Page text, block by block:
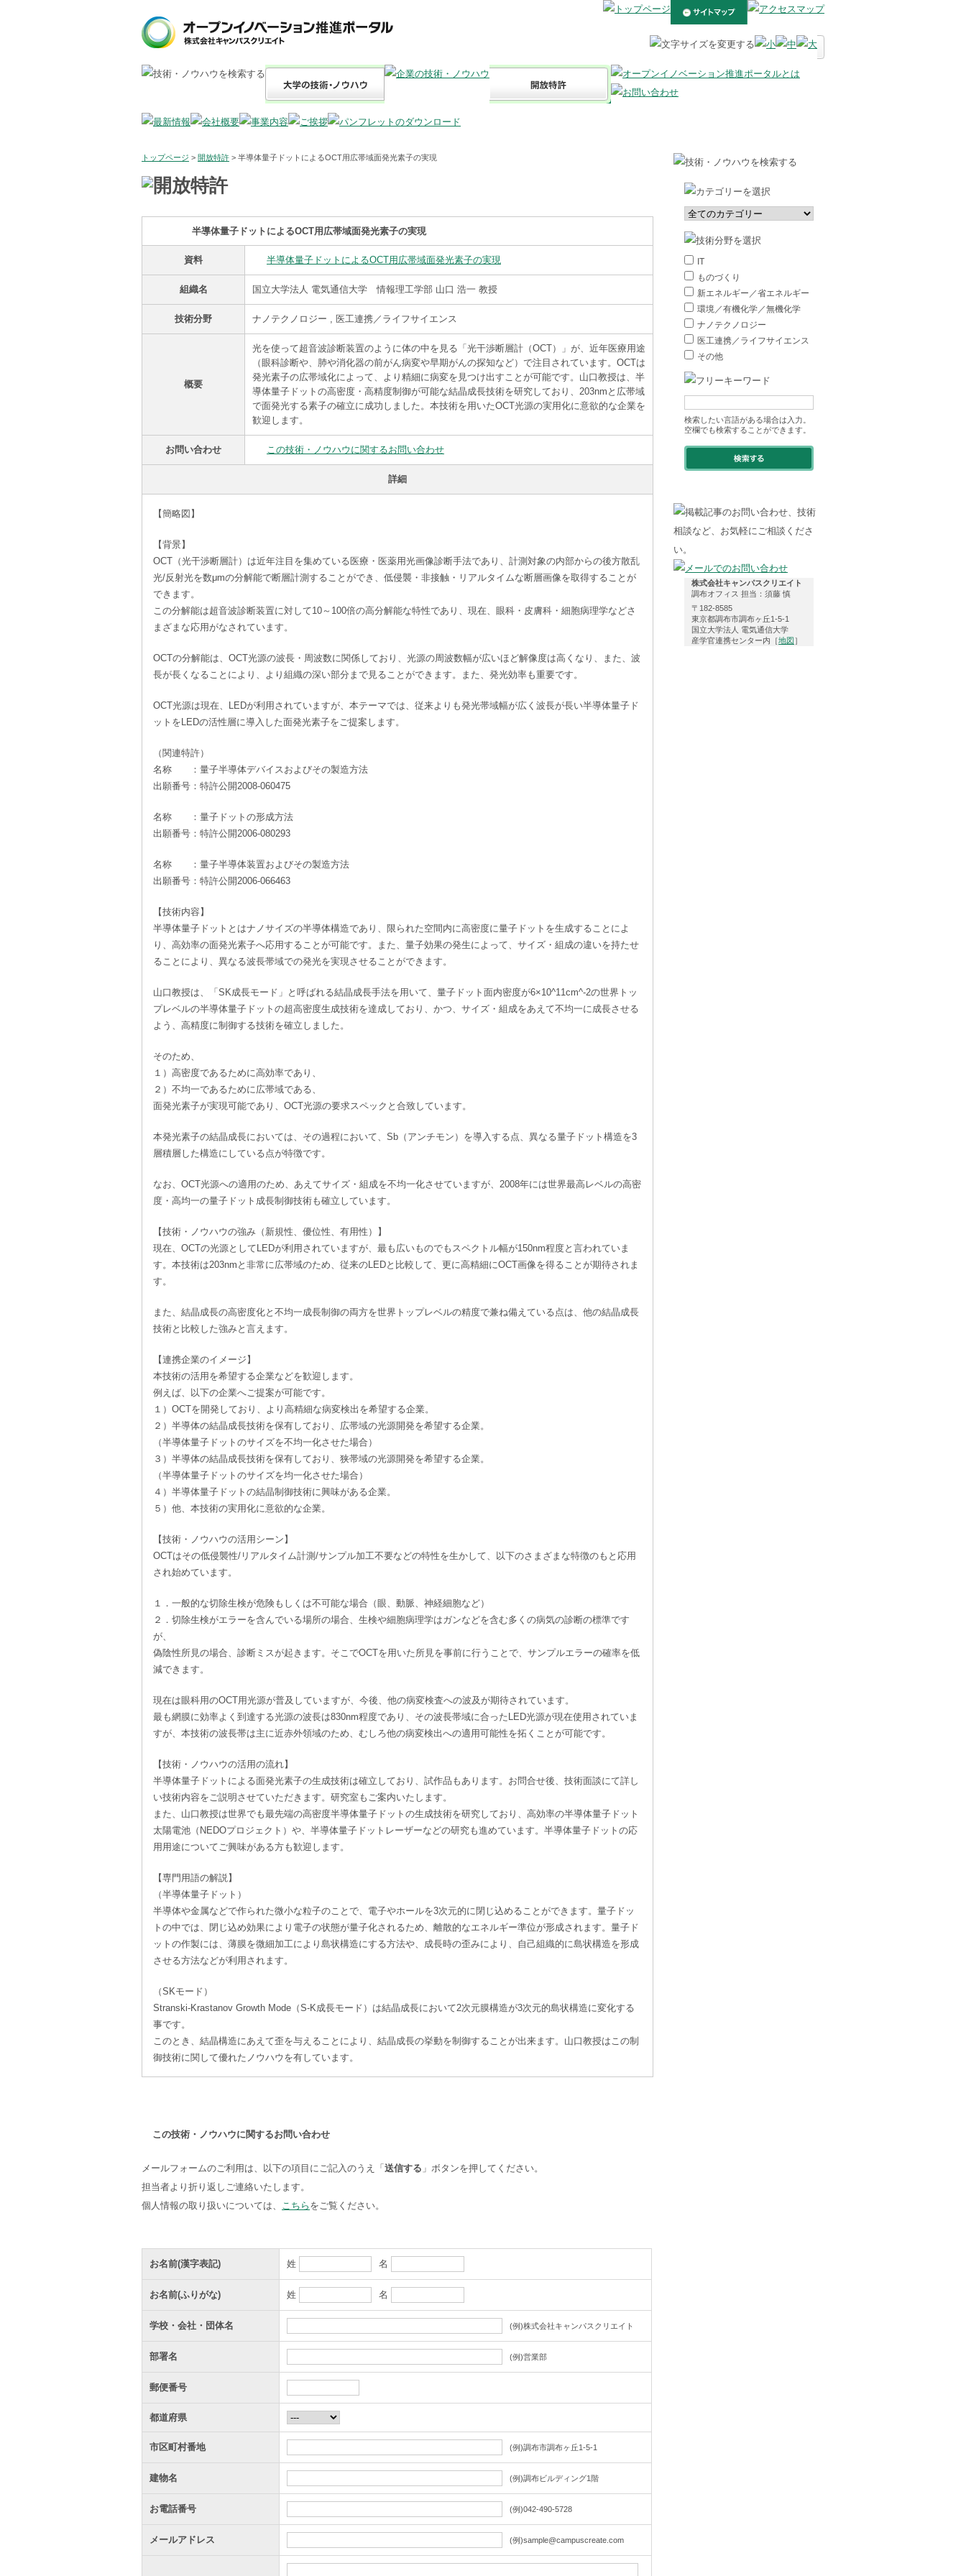
トップページ > 開放特許 > 半導体量子ドットによるOCT用広帯域面発光素子の実現
半導体量子ドットによるOCT用広帯域面発光素子の実現
資料 半導体量子ドットによるOCT用広帯域面発光素子の実現
組織名 国立大学法人 電気通信大学 情報理工学部 山口 浩一 教授
技術分野 ナノテクノロジー , 医工連携／ライフサイエンス
概要
光を使って超音波診断装置のように体の中を見る「光干渉断層計（OCT）」が、近年医療用途
（眼科診断や、肺や消化器の前がん病変や早期がんの探知など）で注目されています。OCTは
発光素子の広帯域化によって、より精細に病変を見つけ出すことが可能です。山口教授は、半
導体量子ドットの高密度・高精度制御が可能な結晶成長技術を研究しており、203nmと広帯域
で面発光する素子の確立に成功しました。本技術を用いたOCT光源の実用化に意欲的な企業を
歓迎します。
お問い合わせ この技術・ノウハウに関するお問い合わせ
詳細
【簡略図】
【背景】
OCT（光干渉断層計）は近年注目を集めている医療・医薬用光画像診断手法であり、計測対象の内部からの後方散乱
光/反射光を数μmの分解能で断層計測することができ、低侵襲・非接触・リアルタイムな断層画像を取得することが
できます。
この分解能は超音波診断装置に対して10～100倍の高分解能な特性であり、現在、眼科・皮膚科・細胞病理学などさ
まざまな応用がなされています。
OCTの分解能は、OCT光源の波長・周波数に関係しており、光源の周波数幅が広いほど解像度は高くなり、また、波
長が長くなることにより、より組織の深い部分まで見ることができます。また、発光効率も重要です。
OCT光源は現在、LEDが利用されていますが、本テーマでは、従来よりも発光帯域幅が広く波長が長い半導体量子ド
ットをLEDの活性層に導入した面発光素子をご提案します。
（関連特許）
名称 ：量子半導体デバイスおよびその製造方法
出願番号：特許公開2008-060475
名称 ：量子ドットの形成方法
出願番号：特許公開2006-080293
名称 ：量子半導体装置およびその製造方法
出願番号：特許公開2006-066463
【技術内容】
半導体量子ドットとはナノサイズの半導体構造であり、限られた空間内に高密度に量子ドットを生成することによ
り、高効率の面発光素子へ応用することが可能です。また、量子効果の発生によって、サイズ・組成の違いを持たせ
ることにより、異なる波長帯域での発光を実現させることができます。
山口教授は、「SK成長モード」と呼ばれる結晶成長手法を用いて、量子ドット面内密度が6×10^11cm^-2の世界トッ
プレベルの半導体量子ドットの超高密度生成技術を達成しており、かつ、サイズ・組成をあえて不均一に成長させる
よう、高精度に制御する技術を確立しました。
そのため、
１）高密度であるために高効率であり、
２）不均一であるために広帯域である、
面発光素子が実現可能であり、OCT光源の要求スペックと合致しています。
本発光素子の結晶成長においては、その過程において、Sb（アンチモン）を導入する点、異なる量子ドット構造を3
層積層した構造にしている点が特徴です。
なお、OCT光源への適用のため、あえてサイズ・組成を不均一化させていますが、2008年には世界最高レベルの高密
度・高均一の量子ドット成長制御技術も確立しています。
【技術・ノウハウの強み（新規性、優位性、有用性）】
現在、OCTの光源としてLEDが利用されていますが、最も広いものでもスペクトル幅が150nm程度と言われていま
す。本技術は203nmと非常に広帯域のため、従来のLEDと比較して、更に高精細にOCT画像を得ることが期待されま
す。
また、結晶成長の高密度化と不均一成長制御の両方を世界トップレベルの精度で兼ね備えている点は、他の結晶成長
技術と比較した強みと言えます。
【連携企業のイメージ】
本技術の活用を希望する企業などを歓迎します。
例えば、以下の企業へご提案が可能です。
１）OCTを開発しており、より高精細な病変検出を希望する企業。
２）半導体の結晶成長技術を保有しており、広帯域の光源開発を希望する企業。
（半導体量子ドットのサイズを不均一化させた場合）
３）半導体の結晶成長技術を保有しており、狭帯域の光源開発を希望する企業。
（半導体量子ドットのサイズを均一化させた場合）
４）半導体量子ドットの結晶制御技術に興味がある企業。
５）他、本技術の実用化に意欲的な企業。
【技術・ノウハウの活用シーン】
OCTはその低侵襲性/リアルタイム計測/サンプル加工不要などの特性を生かして、以下のさまざまな特徴のもと応用
され始めています。
１．一般的な切除生検が危険もしくは不可能な場合（眼、動脈、神経細胞など）
２．切除生検がエラーを含んでいる場所の場合、生検や細胞病理学はガンなどを含む多くの病気の診断の標準です
が、
偽陰性所見の場合、診断ミスが起きます。そこでOCTを用いた所見を事前に行うことで、サンプルエラーの確率を低
減できます。
現在は眼科用のOCT用光源が普及していますが、今後、他の病変検査への波及が期待されています。
最も網膜に効率よく到達する光源の波長は830nm程度であり、その波長帯域に合ったLED光源が現在使用されていま
すが、本技術の波長帯は主に近赤外領域のため、むしろ他の病変検出への適用可能性を拓くことが可能です。
【技術・ノウハウの活用の流れ】
半導体量子ドットによる面発光素子の生成技術は確立しており、試作品もあります。お問合せ後、技術面談にて詳し
い技術内容をご説明させていただきます。研究室もご案内いたします。
また、山口教授は世界でも最先端の高密度半導体量子ドットの生成技術を研究しており、高効率の半導体量子ドット
太陽電池（NEDOプロジェクト）や、半導体量子ドットレーザーなどの研究も進めています。半導体量子ドットの応
用用途についてご興味がある方も歓迎します。
【専門用語の解説】
（半導体量子ドット）
半導体や金属などで作られた微小な粒子のことで、電子やホールを3次元的に閉じ込めることができます。量子ドッ
トの中では、閉じ込め効果により電子の状態が量子化されるため、離散的なエネルギー準位が形成されます。量子ド
ットの作製には、薄膜を微細加工により島状構造にする方法や、成長時の歪みにより、自己組織的に島状構造を形成
させる方法などが利用されます。
（SKモード）
Stranski-Krastanov Growth Mode（S-K成長モード）は結晶成長において2次元膜構造が3次元的島状構造に変化する
事です。
このとき、結晶構造にあえて歪を与えることにより、結晶成長の挙動を制御することが出来ます。山口教授はこの制
御技術に関して優れたノウハウを有しています。
この技術・ノウハウに関するお問い合わせ
メールフォームのご利用は、以下の項目にご記入のうえ「 送信する 」ボタンを押してください。
担当者より折り返しご連絡いたします。
個人情報の取り扱いについては、 こちら をご覧ください。
お名前(漢字表記) 姓 名
お名前(ふりがな) 姓 名
学校・会社・団体名 (例)株式会社キャンパスクリエイト
部署名 (例)営業部
郵便番号
都道府県
市区町村番地 (例)調布市調布ヶ丘1-5-1
建物名 (例)調布ビルディング1階
お電話番号 (例)042-490-5728
メールアドレス (例)sample@campuscreate.com
IT
ものづくり
新エネルギー／省エネルギー
環境／有機化学／無機化学
ナノテクノロジー
医工連携／ライフサイエンス
その他
検索したい言語がある場合は入力。
空欄でも検索することができます。
株式会社キャンパスクリエイト
調布オフィス 担当：須藤 慎
〒182-8585
東京都調布市調布ヶ丘1-5-1
国立大学法人 電気通信大学
産学官連携センター内［地図］